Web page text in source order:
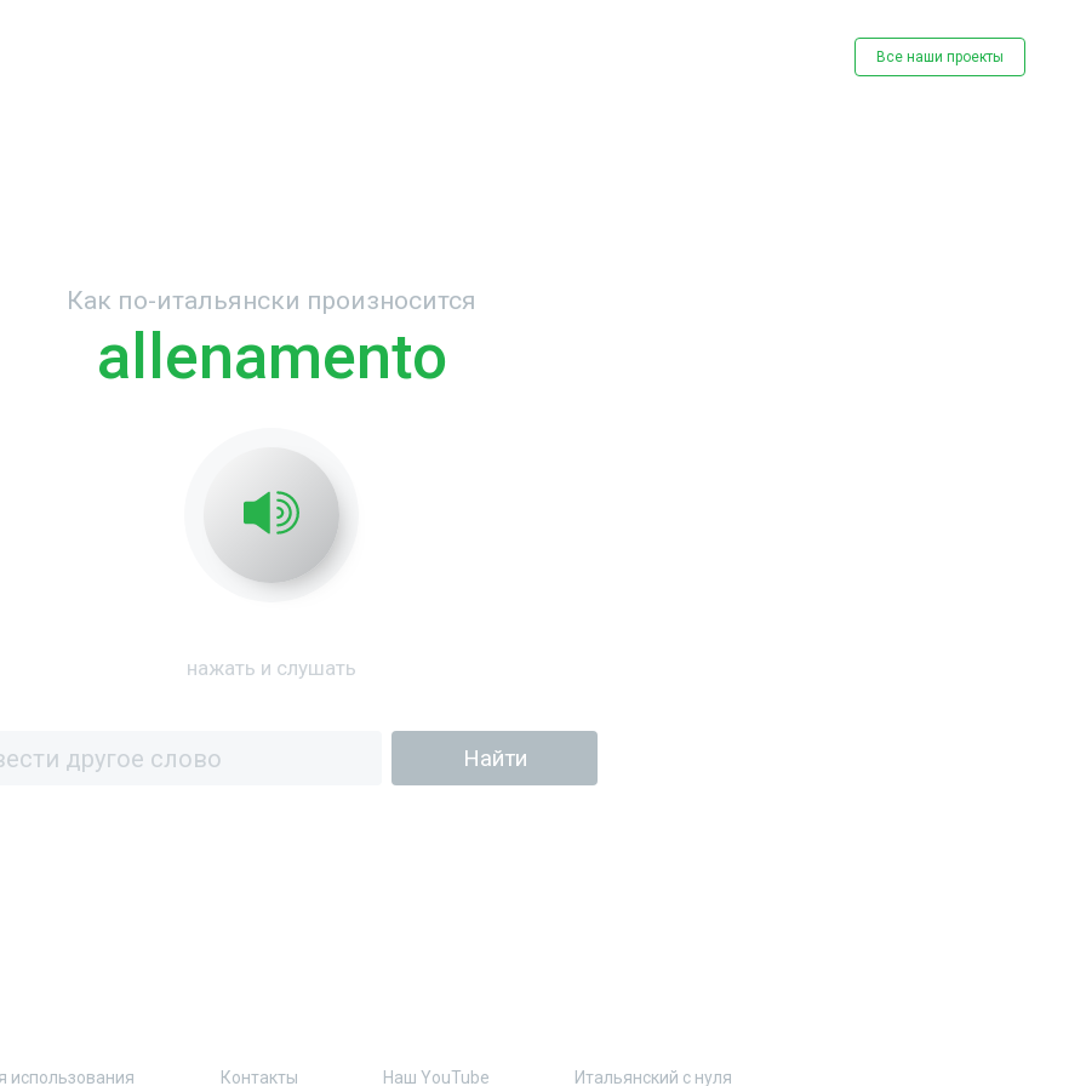
Все наши проекты
Как по-итальянски произносится
allenamento
нажать и слушать
использования Контакты Наш YouTube Итальянский с нуля